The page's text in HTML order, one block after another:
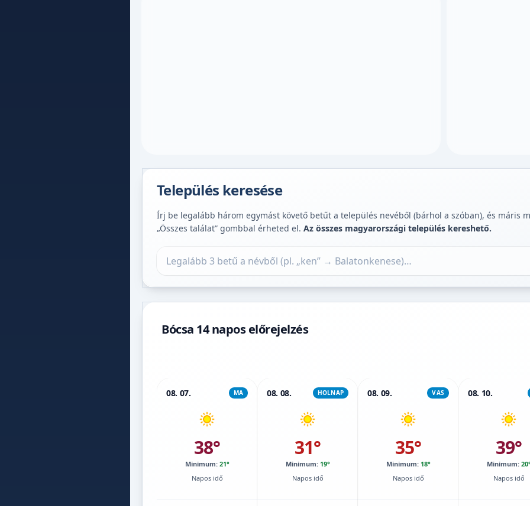
Település keresése
Írj be legalább három egymást követő betűt a település nevéből (bárhol a szóban), és máris
„Összes találat” gombbal érheted el. Az összes magyarországi település kereshető.
Bócsa 14 napos előrejelzés
08. 07. MA
38°
Minimum: 21°
Napos idő
08. 08. HOLNAP
31°
Minimum: 19°
Napos idő
08. 09. VAS
35°
Minimum: 18°
Napos idő
08. 10.
39°
Minimum:
Napos idő